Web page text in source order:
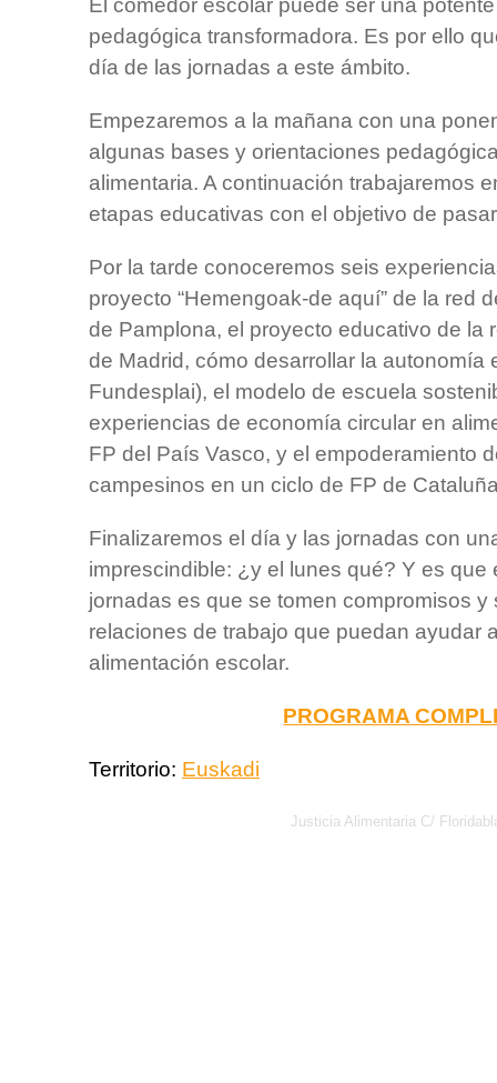
El comedor escolar puede ser una
pedagógica transformadora. Es por ello
día de las jornadas a este ámbito.
Empezaremos a la mañana con una
algunas bases y orientaciones
alimentaria. A continuación trabajaremos
etapas educativas con el objetivo de
Por la tarde conoceremos seis
proyecto “Hemengoak-de aquí” de la red
de Pamplona, el proyecto educativo de la
de Madrid, cómo desarrollar la autonomía
Fundesplai), el modelo de escuela
experiencias de economía circular en
FP del País Vasco, y el empoderamiento
campesinos en un ciclo de FP de
Finalizaremos el día y las jornadas con
imprescindible: ¿y el lunes qué? Y es que
jornadas es que se tomen compromisos y
relaciones de trabajo que puedan ayudar
alimentación escolar.
PROGRAMA
Territorio: Euskadi
Justicia Alimentaria C/